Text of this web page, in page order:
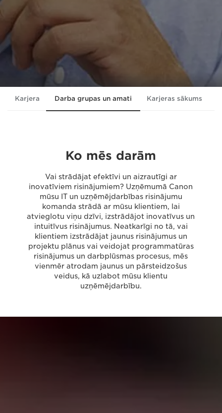
Karjera Darba grupas un amati Karjeras sākums
Ko mēs darām
Vai strādājat efektīvi un aizrautīgi ar
inovatīviem risinājumiem? Uzņēmumā Canon
mūsu IT un uzņēmējdarbības risinājumu
komanda strādā ar mūsu klientiem, lai
atvieglotu viņu dzīvi, izstrādājot inovatīvus un
intuitīvus risinājumus. Neatkarīgi no tā, vai
klientiem izstrādājat jaunus risinājumus un
projektu plānus vai veidojat programmatūras
risinājumus un darbplūsmas procesus, mēs
vienmēr atrodam jaunus un pārsteidzošus
veidus, kā uzlabot mūsu klientu
uzņēmējdarbību.